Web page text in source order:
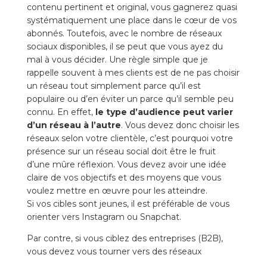
contenu pertinent et original, vous gagnerez quasi
systématiquement une place dans le cœur de vos
abonnés. Toutefois, avec le nombre de réseaux
sociaux disponibles, il se peut que vous ayez du
mal à vous décider. Une règle simple que je
rappelle souvent à mes clients est de ne pas choisir
un réseau tout simplement parce qu’il est
populaire ou d’en éviter un parce qu’il semble peu
connu. En effet, le type d’audience peut varier
d’un réseau à l’autre. Vous devez donc choisir les
réseaux selon votre clientèle, c’est pourquoi votre
présence sur un réseau social doit être le fruit
d’une mûre réflexion. Vous devez avoir une idée
claire de vos objectifs et des moyens que vous
voulez mettre en œuvre pour les atteindre.
Si vos cibles sont jeunes, il est préférable de vous
orienter vers Instagram ou Snapchat.
Par contre, si vous ciblez des entreprises (B2B),
vous devez vous tourner vers des réseaux